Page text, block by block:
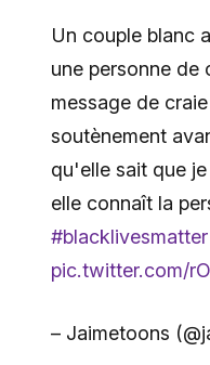
Un couple blanc
une personne de
message de
soutènement
qu'elle sait que
elle connaît la
#blacklivesmatter
pic.twitter.com/
– Jaimetoons